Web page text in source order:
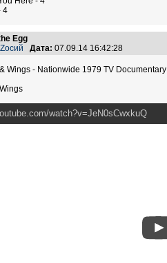
4
Egg
Дата: 07.09.14 16:42:28
Wings - Nationwide 1979 TV Documentary
watch?v=JeN0sCwxkuQ